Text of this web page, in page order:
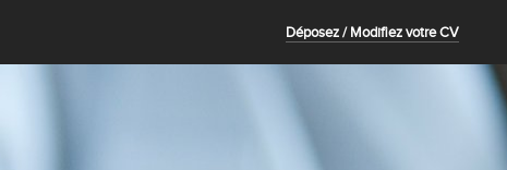
Déposez / Modifiez votre CV